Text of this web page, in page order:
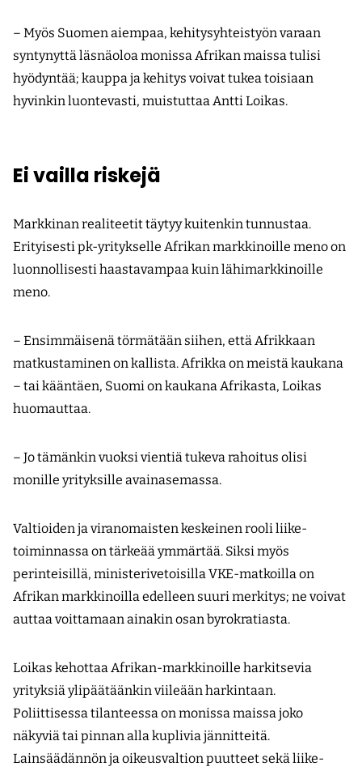
– Myös Suomen aiempaa, kehitysyhteistyön varaan
syntynyttä läsnäoloa monissa Afrikan maissa tulisi
hyödyntää; kauppa ja kehitys voivat tukea toisiaan
hyvinkin luontevasti, muistuttaa Antti Loikas.
Ei vailla riskejä
Markkinan realiteetit täytyy kuitenkin tunnustaa.
Erityisesti pk-yritykselle Afrikan markkinoille meno on
luonnollisesti haastavampaa kuin lähimarkkinoille
meno.
– Ensimmäisenä törmätään siihen, että Afrikkaan
matkustaminen on kallista. Afrikka on meistä kaukana
– tai kääntäen, Suomi on kaukana Afrikasta, Loikas
huomauttaa.
– Jo tämänkin vuoksi vientiä tukeva rahoitus olisi
monille yrityksille avainasemassa.
Valtioiden ja viranomaisten keskeinen rooli liike­
toiminnassa on tärkeää ymmärtää. Siksi myös
perinteisillä, ministerivetoisilla VKE-matkoilla on
Afrikan markkinoilla edelleen suuri merkitys; ne voivat
auttaa voittamaan ainakin osan byrokratiasta.
Loikas kehottaa Afrikan-markkinoille harkitsevia
yrityksiä ylipäätäänkin viileään harkintaan.
Poliittisessa tilanteessa on monissa maissa joko
näkyviä tai pinnan alla kuplivia jännitteitä.
Lainsäädännön ja oikeusvaltion puutteet sekä liike­